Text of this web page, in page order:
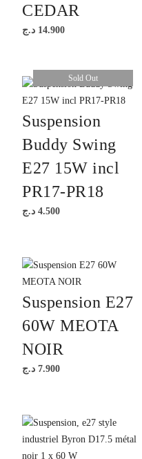
CEDAR
14.900 د.ج
Sold Out
Suspension
Buddy Swing
E27 15W incl
PR17-PR18
4.500 د.ج
Suspension E27
60W MEOTA
NOIR
7.900 د.ج